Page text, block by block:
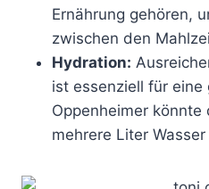
Ernährung gehören,
zwischen den
Hydration:
ist essenziell für eine
Oppenheimer
mehrere Liter